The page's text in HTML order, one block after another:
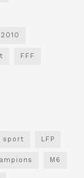
FFF
sport LFP
M6